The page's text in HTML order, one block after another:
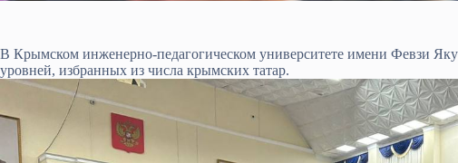
В Крымском инженерно-педагогическом университете имени Февзи
уровней, избранных из числа крымских татар.